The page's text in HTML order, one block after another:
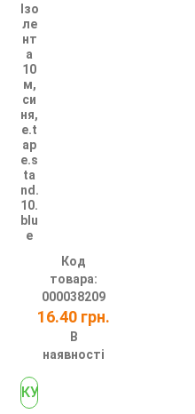
Ізо
ле
нт
а
10
м,
си
ня,
e.t
ap
e.s
ta
nd.
10.
blu
e
Код
товара:
000038209
16.40 грн.
В
наявності